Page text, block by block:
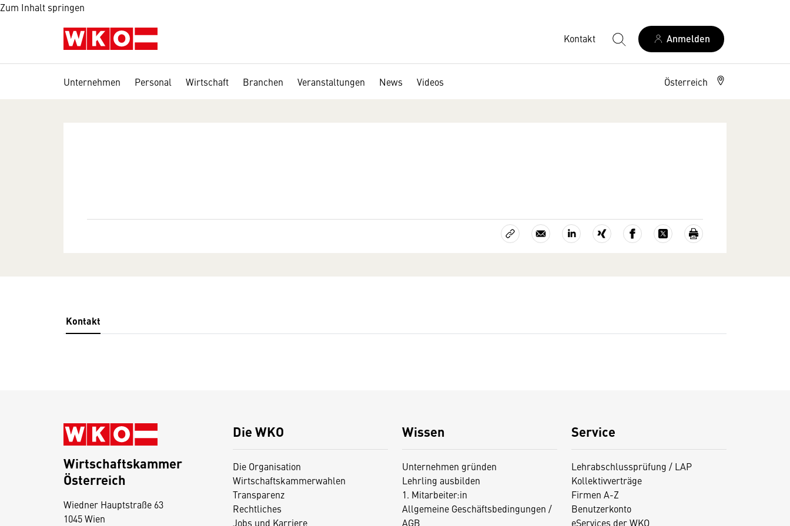
Zum Inhalt springen
Kontakt Anmelden
Unternehmen Personal Wirtschaft Branchen Veranstaltungen News Videos Österreich
Kontakt
Die WKO
Die Organisation
Wirtschaftskammerwahlen
Transparenz
Rechtliches
Jobs und Karriere
Wissen
Unternehmen gründen
Lehrling ausbilden
1. Mitarbeiter:in
Allgemeine Geschäftsbedingungen /
AGB
Service
Lehrabschlussprüfung / LAP
Kollektivverträge
Firmen A-Z
Benutzerkonto
eServices der WKO
Wirtschaftskammer
Österreich
Wiedner Hauptstraße 63
1045 Wien